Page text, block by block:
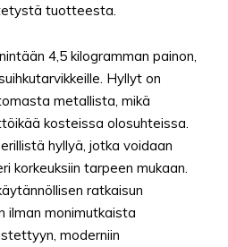
tuotteesta.
4,5 kilogramman painon,
Hyllyt on
metallista, mikä
kosteissa olosuhteissa.
hyllyä, jotka voidaan
korkeuksiin tarpeen mukaan.
ratkaisun
ilman monimutkaista
moderniin